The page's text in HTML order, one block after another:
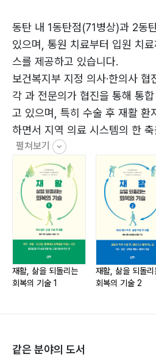
<재활, 삶을 되돌리는 회복의
삶을 설계하고자 하는 모든 이들
헤매는 대신, 구체적이고 실행
을 회복하고 마음을 다잡을 수
어선 그 길 위에서, 독자는 자신
일상을 설계해 갈 힘을 얻게 된다.
Part 2. 골절 수술 후 재활
[골절 편]
골절이 잘 생기는 부위는 어디일
골절 수술 후 반드시 지켜야 할
골절 수술 후 합병증과 후유증
병원에서 하는 재활치료
집에서 따라 하는 재활
이것만은 꼭 피하자!
[참고문헌]
[부록] 집에서 쉽게 따라 하는 재
동탄 내 1동탄점(71병상)과 2동
있으며, 통원 치료부터 입원 치
스를 제공하고 있습니다.
보건복지부 지정 의사·한의사
각 과 전문의가 협진을 통해 통
고 있으며, 특히 수술 후 재활 환
하면서 지역 의료 시스템의 한
니다.
아울러 보건복지부 지정 일반 ·
1년의 일반수련(인턴)과 3년의
함한 총 4년의 교육 수련 과정을
성을 겸비한 후배 의사들을 매
펼쳐보기
재활, 삶을 되돌리는
회복의 기술 1
재활, 삶을 되돌리
회복의 기술 2
같은 분야의 도서